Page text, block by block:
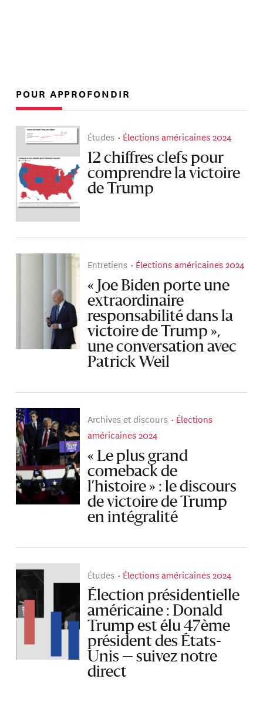
POUR APPROFONDIR
Études Élections américaines 2024
12 chiffres clefs pour
comprendre la victoire
de Trump
Entretiens Élections américaines 2024
« Joe Biden porte une
extraordinaire
responsabilité dans la
victoire de Trump »,
une conversation avec
Patrick Weil
Archives et discours
Élections
américaines 2024
« Le plus grand
comeback de
l’histoire » : le discours
de victoire de Trump
en intégralité
Études Élections américaines 2024
Élection présidentielle
américaine : Donald
Trump est élu 47ème
président des États-
Unis — suivez notre
direct